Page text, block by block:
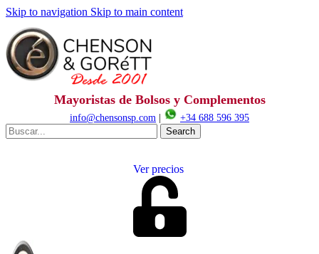
Skip to navigation Skip to main content
Mayoristas de Bolsos y Complementos
info@chensonsp.com
+34 688 596 395
Search
Ver precios